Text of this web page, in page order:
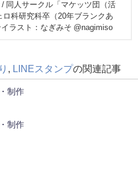
同人サークル「マケッツ団（活
科研究科卒（20年ブランクあ
ラスト：なぎみそ @nagimiso
, LINEスタンプの関連記事
制作
制作